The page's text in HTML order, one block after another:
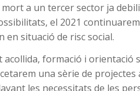
a un tercer sector ja
el 2021
en situació de risc social.
formació i orientació
una sèrie de
les necessitats de les